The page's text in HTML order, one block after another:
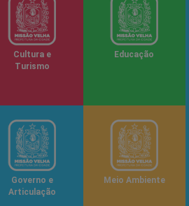
Cultura e
Turismo
Educação
Governo e
Articulação
Meio Ambiente